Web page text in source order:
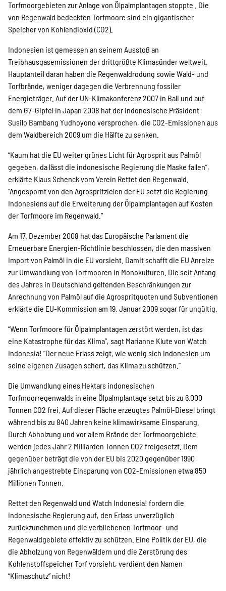
Werde Mitglied
Newsletter abonnieren
SPENDEN
Über uns
Transparenz
Kontakt
english
Indonesian
Suche
Torfmoorgebieten zur Anlage von Ölpalmplantagen stoppte . Die
von Regenwald bedeckten Torfmoore sind ein gigantischer
Speicher von Kohlendioxid (CO2).
Indonesien ist gemessen an seinem Ausstoß an
Treibhausgasemissionen der drittgrößte Klimasünder weltweit.
Hauptanteil daran haben die Regenwaldrodung sowie Wald- und
Torfbrände, weniger dagegen die Verbrennung fossiler
Energieträger. Auf der UN-Klimakonferenz 2007 in Bali und auf
dem G7-Gipfel in Japan 2008 hat der indonesische Präsident
Susilo Bambang Yudhoyono versprochen, die CO2-Emissionen aus
dem Waldbereich 2009 um die Hälfte zu senken.
“Kaum hat die EU weiter grünes Licht für Agrosprit aus Palmöl
gegeben, da lässt die indonesische Regierung die Maske fallen”,
erklärte Klaus Schenck vom Verein Rettet den Regenwald.
“Angespornt von den Agrospritzielen der EU setzt die Regierung
Indonesiens auf die Erweiterung der Ölpalmplantagen auf Kosten
der Torfmoore im Regenwald.”
Am 17. Dezember 2008 hat das Europäische Parlament die
Erneuerbare Energien-Richtlinie beschlossen, die den massiven
Import von Palmöl in die EU vorsieht. Damit schafft die EU Anreize
zur Umwandlung von Torfmooren in Monokulturen. Die seit Anfang
des Jahres in Deutschland geltenden Beschränkungen zur
Anrechnung von Palmöl auf die Agrospritquoten und Subventionen
erklärte die EU-Kommission am 19. Januar 2009 sogar für ungültig.
“Wenn Torfmoore für Ölpalmplantagen zerstört werden, ist das
eine Katastrophe für das Klima”, sagt Marianne Klute von Watch
Indonesia! “Der neue Erlass zeigt, wie wenig sich Indonesien um
seine eigenen Zusagen schert, das Klima zu schützen.”
Die Umwandlung eines Hektars indonesischen
Torfmoorregenwalds in eine Ölpalmplantage setzt bis zu 6.000
Tonnen CO2 frei. Auf dieser Fläche erzeugtes Palmöl-Diesel bringt
während bis zu 840 Jahren keine klimawirksame Einsparung.
Durch Abholzung und vor allem Brände der Torfmoorgebiete
werden jedes Jahr 2 Milliarden Tonnen CO2 freigesetzt. Dem
gegenüber beträgt die von der EU bis 2020 gegenüber 1990
jährlich angestrebte Einsparung von CO2-Emissionen etwa 850
Millionen Tonnen.
Rettet den Regenwald und Watch Indonesia! fordern die
indonesische Regierung auf, den Erlass unverzüglich
zurückzunehmen und die verbliebenen Torfmoor- und
Regenwaldgebiete effektiv zu schützen. Eine Politik der EU, die
die Abholzung von Regenwäldern und die Zerstörung des
Kohlenstoffspeicher Torf vorsieht, verdient den Namen
“Klimaschutz” nicht!